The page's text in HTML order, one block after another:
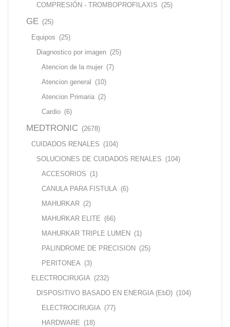
COMPRESIÓN - TROMBOPROFILAXIS (25)
GE (25)
Equipos (25)
Diagnostico por imagen (25)
Atencion de la mujer (7)
Atencion general (10)
Atencion Primaria (2)
Cardio (6)
MEDTRONIC (2678)
CUIDADOS RENALES (104)
SOLUCIONES DE CUIDADOS RENALES (104)
ACCESORIOS (1)
CANULA PARA FISTULA (6)
MAHURKAR (2)
MAHURKAR ELITE (66)
MAHURKAR TRIPLE LUMEN (1)
PALINDROME DE PRECISION (25)
PERITONEA (3)
ELECTROCIRUGIA (232)
DISPOSITIVO BASADO EN ENERGIA (EbD) (104)
ELECTROCIRUGIA (77)
HARDWARE (18)